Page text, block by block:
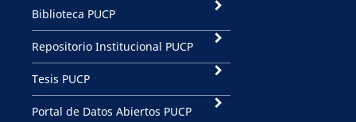
Biblioteca PUCP
Repositorio Institucional PUCP
Tesis PUCP
Portal de Datos Abiertos PUCP